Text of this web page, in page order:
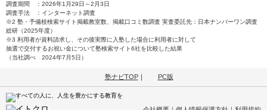
調査期間 ：2026年1月29日～2月3日
調査手法 ：インターネット調査
※2 塾・予備校検索サイト掲載教室数、掲載口コミ数調査 実査委託先：日本ナンバーワン調査
総研（2025年度）
※3 利用者が資料請求し、その後実際に入塾した場合に利用者に対して
抽選で交付するお祝い金について塾検索サイト6社を比較した結果
（当社調べ 2024年7月5日）
塾ナビTOP｜ PC版